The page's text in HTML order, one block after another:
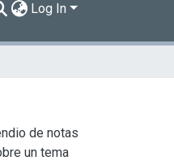
Log In
de notas
un tema